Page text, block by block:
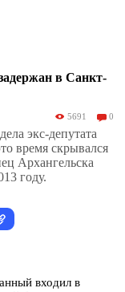
в Санкт-
5691 0
экс-депутата
время скрывался
Архангельска
году.
входил в